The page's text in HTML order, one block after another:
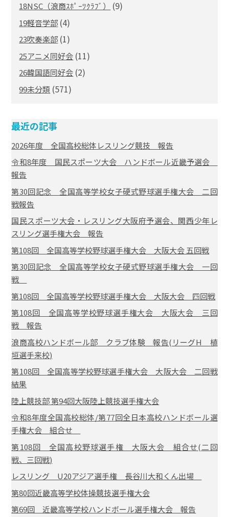
18NSC（浪商ｽﾎﾟｰﾂｸﾗﾌﾞ） (9)
19軽音学部 (4)
23吹奏楽部 (1)
25アニメ同好会 (11)
26韓国語同好会 (2)
99未分類 (571)
最近の記事
2026年度 全国高校総体レスリング競技 報告
令和8年度 国民スポーツ大会 ハンドボール近畿予選会
報告
第30回記念 全国高等学校女子硬式野球選手権大会 二回
戦報告
国民スポーツ大会・レスリング大阪府予選会、関西少年レ
スリング選手権大会 報告
第108回 全国高等学校野球選手権大会 大阪大会 五回戦
第30回記念 全国高等学校女子硬式野球選手権大会 一回
戦
第108回 全国高等学校野球選手権大会 大阪大会 四回戦
第108回 全国高等学校野球選手権大会 大阪大会 三回
戦 報告
浪商高校ハンドボール部 クラブ体験 報告(リーグH 植
垣選手来校)
第108回 全国高等学校野球選手権大会 大阪大会 二回戦
結果
陸上競技部 第94回大阪陸上競技選手権大会
令和8年度全国高校総体/第77回全日本高校ハンドボール選
手権大会 組合せ
第108回 全国高校野球選手権 大阪大会 組合せ(二回
戦、三回戦)
レスリング U20アジア選手権 長谷川大和くん出場
第80回近畿高等学校体操競技選手権大会
第69回 近畿高等学校ハンドボール選手権大会 報告